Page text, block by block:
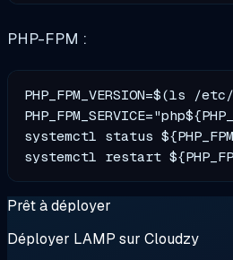
PHP-FPM :
systemctl status
Prêt à déployer
Déployer LAMP sur Cloudzy